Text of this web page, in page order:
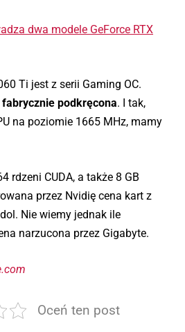
dwa modele GeForce RTX
Ti jest z serii Gaming OC.
fabrycznie podkręcona. I tak,
na poziomie 1665 MHz, mamy
rdzeni CUDA, a także 8 GB
przez Nvidię cena kart z
Nie wiemy jednak ile
narzucona przez Gigabyte.
Oceń ten post